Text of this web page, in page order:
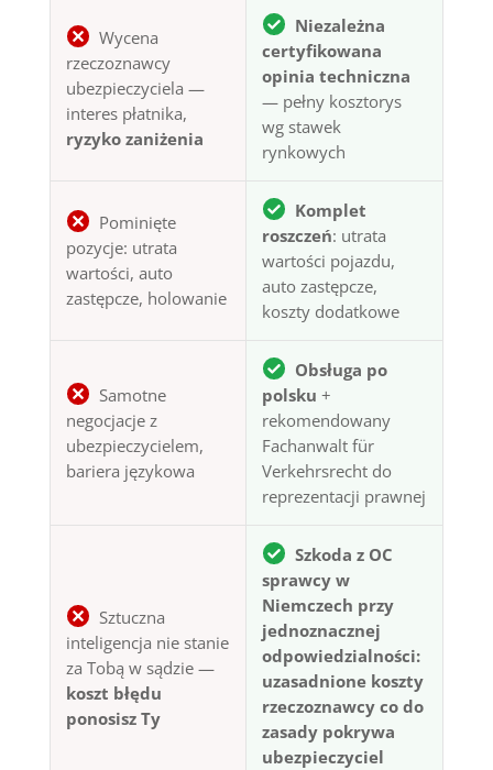
Wycena
rzeczoznawcy
ubezpieczyciela —
interes płatnika,
ryzyko zaniżenia
Niezależna
certyfikowana
opinia techniczna
— pełny kosztorys
wg stawek
rynkowych
Pominięte
pozycje: utrata
wartości, auto
zastępcze, holowanie
Komplet
roszczeń: utrata
wartości pojazdu,
auto zastępcze,
koszty dodatkowe
Samotne
negocjacje z
ubezpieczycielem,
bariera językowa
Obsługa po
polsku +
rekomendowany
Fachanwalt für
Verkehrsrecht do
reprezentacji prawnej
Sztuczna
inteligencja nie stanie
za Tobą w sądzie —
koszt błędu
ponosisz Ty
Szkoda z OC
sprawcy w
Niemczech przy
jednoznacznej
odpowiedzialności:
uzasadnione koszty
rzeczoznawcy co do
zasady pokrywa
ubezpieczyciel